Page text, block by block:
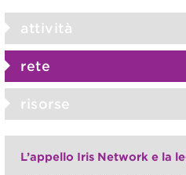
attività
rete
risorse
L’appello Iris Network e la